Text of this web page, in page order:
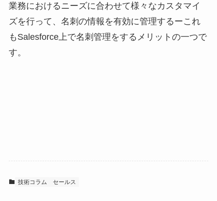
業務におけるニーズに合わせて様々なカスタマイ
ズを行って、名刺の情報を有効に管理するーこれ
もSalesforce上で名刺管理をするメリットの一つで
す。
技術コラム セールス